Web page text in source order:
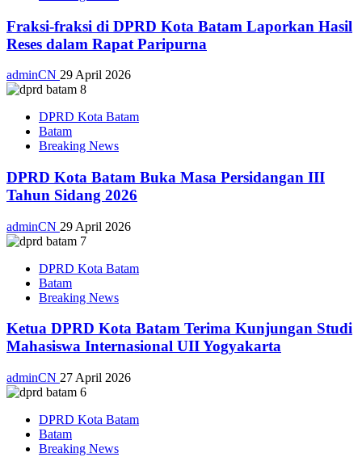
Fraksi-fraksi di DPRD Kota Batam Laporkan Hasil
Reses dalam Rapat Paripurna
adminCN 29 April 2026
DPRD Kota Batam
Batam
Breaking News
DPRD Kota Batam Buka Masa Persidangan III
Tahun Sidang 2026
adminCN 29 April 2026
DPRD Kota Batam
Batam
Breaking News
Ketua DPRD Kota Batam Terima Kunjungan Studi
Mahasiswa Internasional UII Yogyakarta
adminCN 27 April 2026
DPRD Kota Batam
Batam
Breaking News